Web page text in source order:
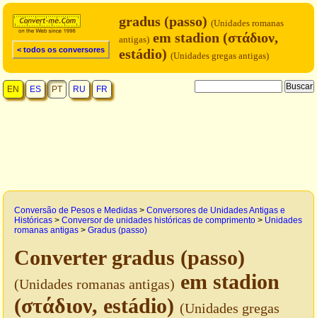
< todos os conversores
gradus (passo) (Unidades romanas
antigas) em stadion (στάδιον,
estádio) (Unidades gregas antigas)
EN ES PT RU FR
Conversão de Pesos e Medidas > Conversores de Unidades Antigas e
Históricas > Conversor de unidades históricas de comprimento > Unidades
romanas antigas > Gradus (passo)
Converter gradus (passo)
(Unidades romanas antigas) em stadion
(στάδιον, estádio) (Unidades gregas